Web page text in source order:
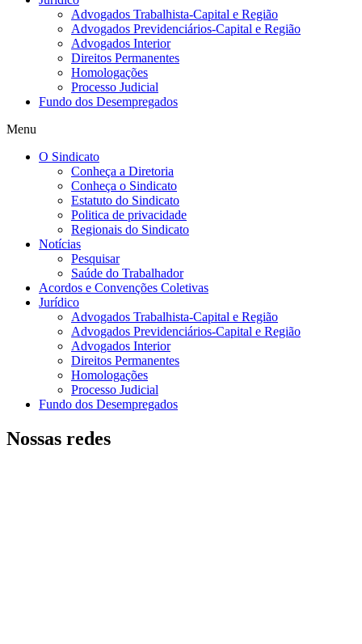
Advogados Trabalhista-Capital e Região
Advogados Previdenciários-Capital e Região
Advogados Interior
Direitos Permanentes
Homologações
Processo Judicial
Fundo dos Desempregados
Menu
O Sindicato
Conheça a Diretoria
Conheça o Sindicato
Estatuto do Sindicato
Politica de privacidade
Regionais do Sindicato
Notícias
Pesquisar
Saúde do Trabalhador
Acordos e Convenções Coletivas
Jurídico
Advogados Trabalhista-Capital e Região
Advogados Previdenciários-Capital e Região
Advogados Interior
Direitos Permanentes
Homologações
Processo Judicial
Fundo dos Desempregados
Nossas redes